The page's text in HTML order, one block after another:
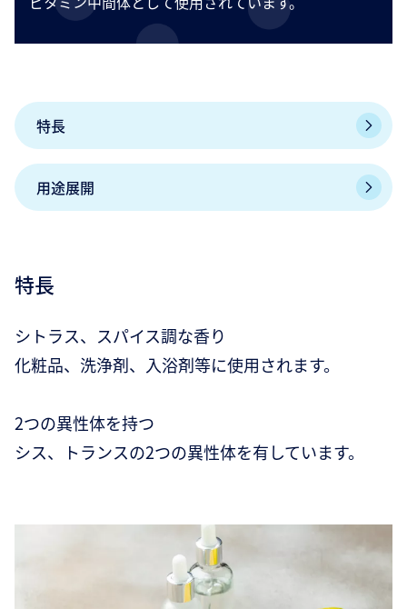
特長
用途展開
特長
シトラス、スパイス調な香り
化粧品、洗浄剤、入浴剤等に使用されます。
2つの異性体を持つ
シス、トランスの2つの異性体を有しています。